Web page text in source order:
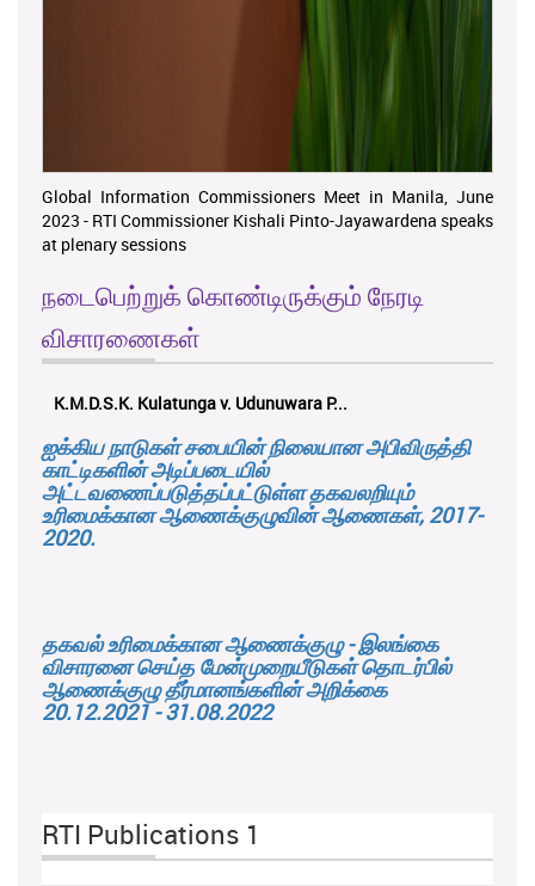
Global Information Commissioners Meet in Manila, June
2023 - RTI Commissioner Kishali Pinto-Jayawardena speaks
at plenary sessions
நடைபெற்றுக் கொண்டிருக்கும் நேரடி
விசாரணைகள்
K.M.D.S.K. Kulatunga v. Udunuwara P...
ஐக்கிய நாடுகள் சபையின் நிலையான அபிவிருத்தி
காட்டிகளின் அடிப்படையில்
அட்டவணைப்படுத்தப்பட்டுள்ள தகவலறியும்
உரிமைக்கான ஆணைக்குழுவின் ஆணைகள், 2017-
2020.
தகவல் உரிமைக்கான ஆணைக்குழு - இலங்கை
விசாரனை செய்த மேன்முறையீடுகள் தொடர்பில்
ஆணைக்குழு தீர்மானங்களின் அறிக்கை
20.12.2021 - 31.08.2022
RTI Publications 1